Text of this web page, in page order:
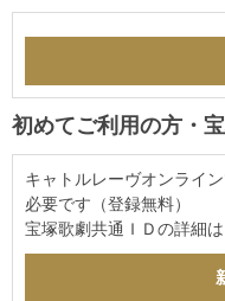
初めてご利用の方・
キャトルレーヴオンライ
必要です（登録無料）
宝塚歌劇共通ＩＤの詳細は